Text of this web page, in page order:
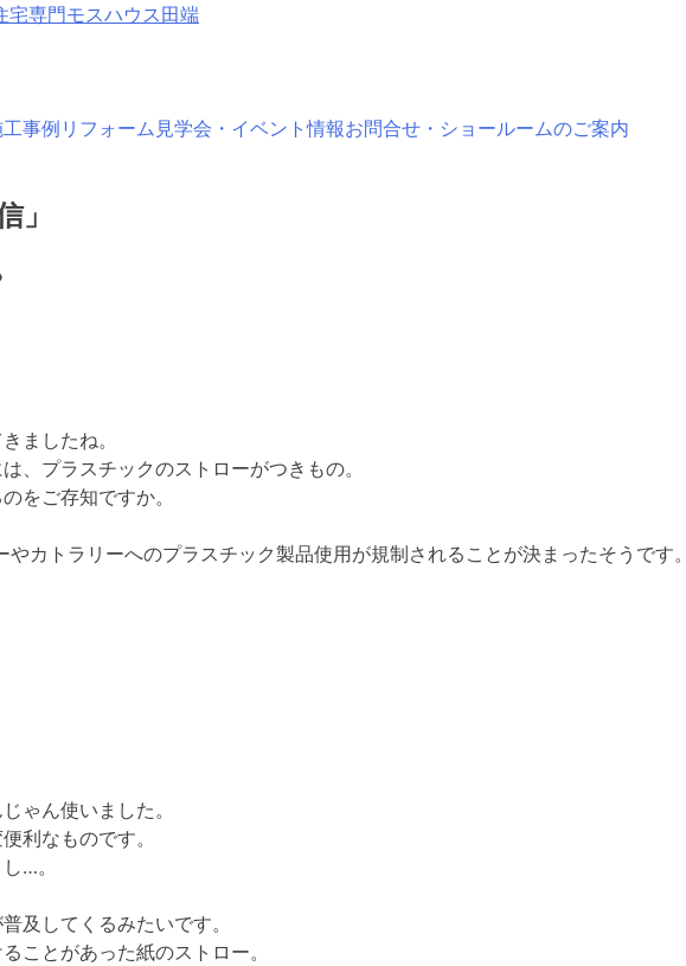
事例 リフォーム 見学会・イベント情報お問合せ・ショールームのご案内
」
ましたね。
、プラスチックのストローがつきもの。
をご存知ですか。
カトラリーへのプラスチック製品使用が規制されることが決まったそうです。
ゃん使いました。
利なものです。
…。
及してくるみたいです。
ことがあった紙のストロー。